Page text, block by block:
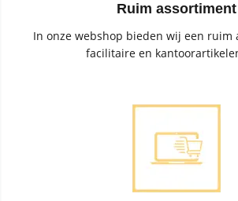
Ruim assortiment
In onze webshop bieden wij een ruim
facilitaire en